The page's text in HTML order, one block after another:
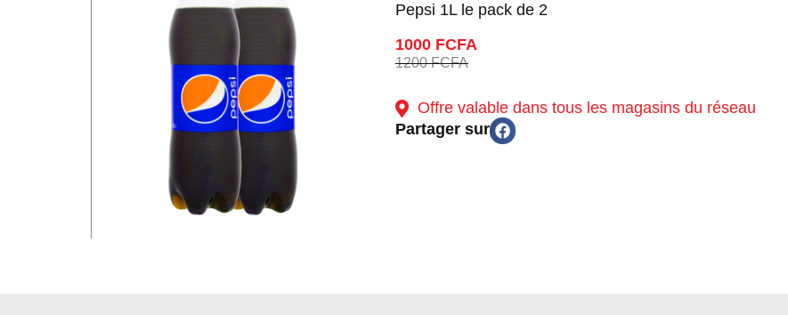
Pepsi 1L le pack de 2
1000 FCFA
1200 FCFA
Offre valable dans tous les magasins du réseau
Partager sur